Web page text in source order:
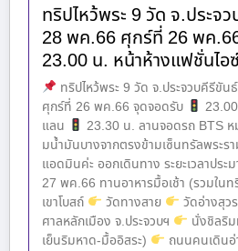
ทริปไหว้พระ 9 วัด จ.ประจ
28 พค.66 ศุกร์ที่ 26 พค
23.00 น. หน้าห้างแฟชั่นไ
ทริปไหว้พระ 9 วัด จ.ประจวบคีรีขั
ศุกร์ที่ 26 พค.66 จุดจอดรับ
แลน
23.30 น. ลานจอดรถ BTS
มน้ำมันบางจากตรงข้ามเซ็นทรัลพระร
แอดมินค่ะ ออกเดินทาง ระยะเวลาปร
27 พค.66 ทานอาหารมื้อเช้า (รวมใน
เขาโบสถ์
วัดทางสาย วัดอ่างสุว
ศาลหลักเมือง จ.ประจวบฯ
นั่งชิลริม
เย็นริมหาด-มื้ออิสระ)
ถนนคนเดินอ่